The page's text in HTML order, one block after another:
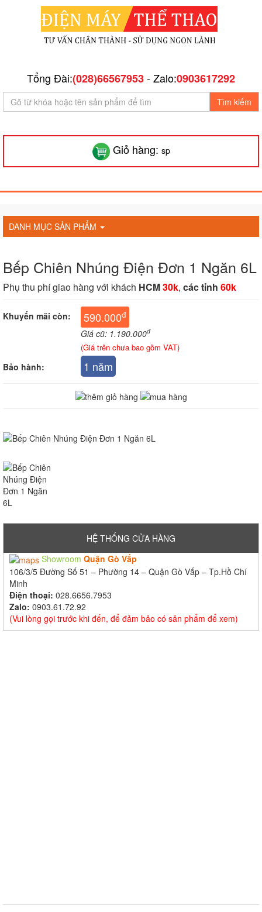
Tổng Đài:(028)66567953- Zalo:0903617292
Tìm kiếm
Giỏ hàng: sp
DANH MỤC SẢN PHẨM
Bếp Chiên Nhúng Điện Đơn 1 Ngăn 6L
Phụ thu phí giao hàng với khách HCM30k, các tỉnh 60k
Khuyến mãi còn: 590.000đ
Giá cũ: 1.190.000đ
(Giá trên chưa bao gồm VAT)
Bảo hành: 1 năm
HỆ THỐNG CỬA HÀNG
Showroom Quận Gò Vấp
106/3/5 Đường Số 51 – Phường 14 – Quận Gò Vấp – Tp.Hồ Chí
Minh
Điện thoại: 028.6656.7953
Zalo: 0903.61.72.92
(Vui lòng gọi trước khi đến, để đảm bảo có sản phẩm để xem)